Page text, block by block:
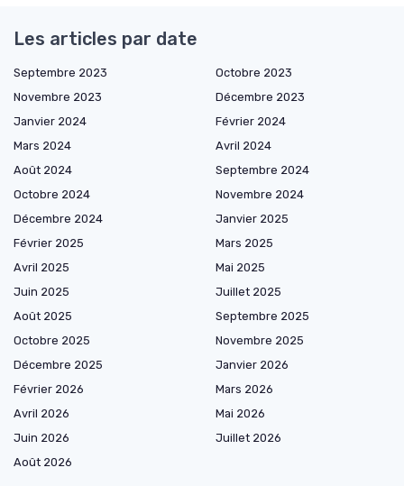
Les articles par date
Septembre 2023
Octobre 2023
Novembre 2023
Décembre 2023
Janvier 2024
Février 2024
Mars 2024
Avril 2024
Août 2024
Septembre 2024
Octobre 2024
Novembre 2024
Décembre 2024
Janvier 2025
Février 2025
Mars 2025
Avril 2025
Mai 2025
Juin 2025
Juillet 2025
Août 2025
Septembre 2025
Octobre 2025
Novembre 2025
Décembre 2025
Janvier 2026
Février 2026
Mars 2026
Avril 2026
Mai 2026
Juin 2026
Juillet 2026
Août 2026